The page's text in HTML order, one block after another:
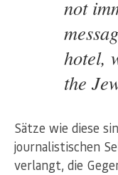
not
hotel,
the
Sätze wie diese
journalistischen
verlangt, die